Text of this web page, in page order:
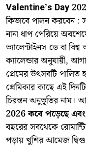
Valentine’s Day
কিভাবে পালন করবেন :
নানা ধাপ পেরিয়ে
ভ্যালেন্টাইনস ডে বা
ক্যালেন্ডার অনুযায়ী,
প্রেমের উৎসবটি পালিত
প্রেমিকার কাছে এই
চিরন্তন অনুভূতির নাম।
2026 কবে পড়েছে
বছরের সবথেকে
পড়ায় খুশির আমেজ